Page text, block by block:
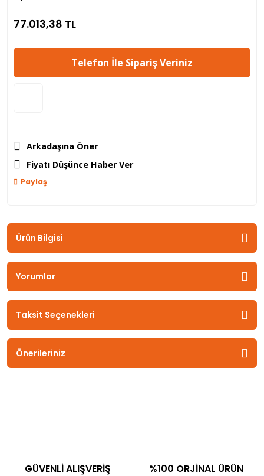
77.013,38 TL
Telefon İle Sipariş Veriniz
Arkadaşına Öner
Fiyatı Düşünce Haber Ver
Paylaş
Ürün Bilgisi
Yorumlar
Taksit Seçenekleri
Önerileriniz
GÜVENLİ ALIŞVERİŞ %100 ORJİNAL ÜRÜN